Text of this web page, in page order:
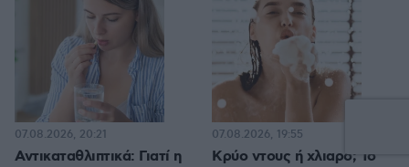
Αντικαταθλιπτικά: Γιατί η
07.08.2026, 20:21
Κρύο ντους ή χλιαρό; Το
07.08.2026, 19:55